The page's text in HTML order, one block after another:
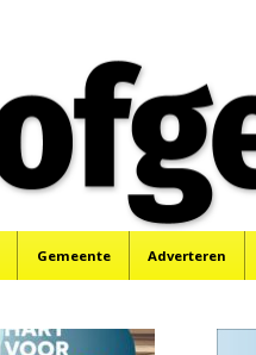
Gemeente Adverteren